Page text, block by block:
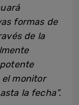
formas de
de la
monitor
la fecha”.